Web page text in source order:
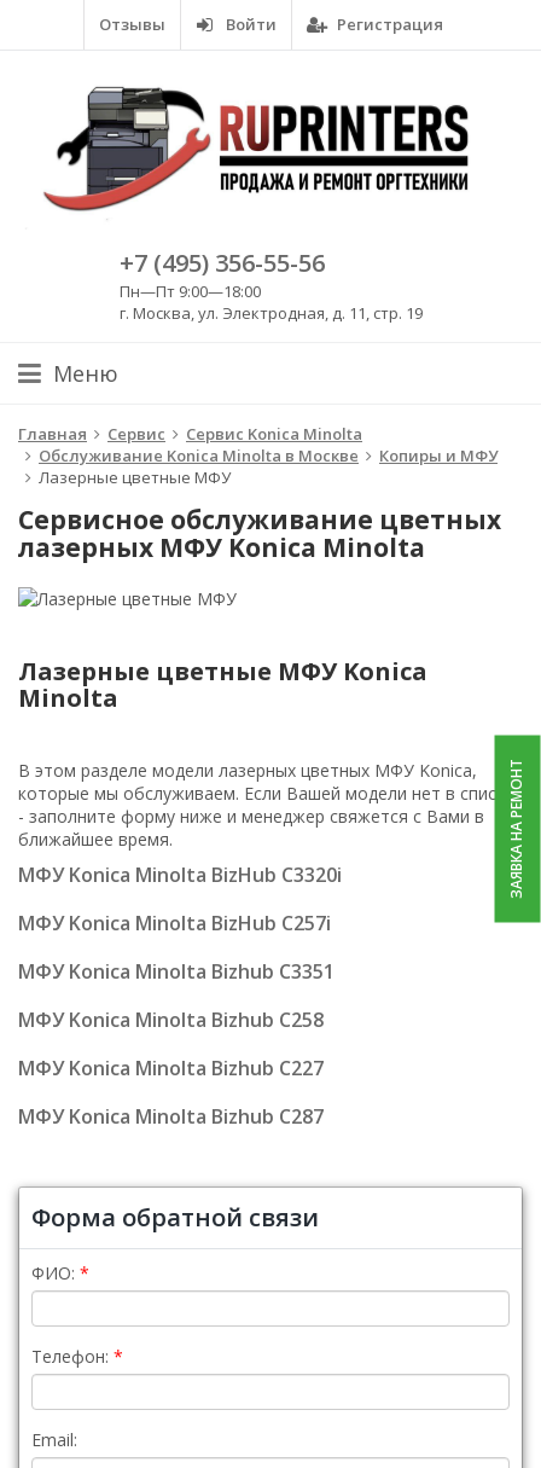
Отзывы Войти Регистрация
+7 (495) 356-55-56
Пн—Пт 9:00—18:00
г. Москва, ул. Электродная, д. 11, стр. 19
Меню
Главная Сервис
Сервис Konica Minolta
Обслуживание Konica Minolta в Москве
Копиры и МФУ
Лазерные цветные МФУ
Сервисное обслуживание цветных
лазерных МФУ Konica Minolta
Лазерные цветные МФУ Konica
Minolta
В этом разделе модели лазерных цветных МФУ Konica,
которые мы обслуживаем. Если Вашей модели нет в списке
- заполните форму ниже и менеджер свяжется с Вами в
ближайшее время.
МФУ Konica Minolta BizHub C3320i
МФУ Konica Minolta BizHub C257i
МФУ Konica Minolta Bizhub C3351
МФУ Konica Minolta Bizhub C258
МФУ Konica Minolta Bizhub C227
МФУ Konica Minolta Bizhub C287
Форма обратной связи
ФИО:
Телефон:
Email:
ЗАЯВКА НА РЕМОНТ